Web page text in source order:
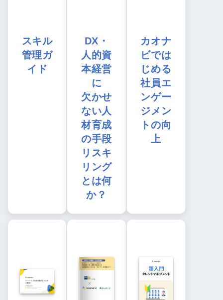
スキル
管理ガ
イド
DX・
人的資
本経営
に
欠かせ
ない人
材育成
の手段
リスキ
リング
とは何
か？
カオナ
ビでは
じめる
社員エ
ンゲー
ジメン
トの向
上